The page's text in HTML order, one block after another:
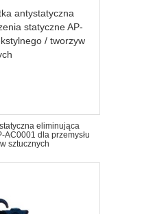
eliminująca
AC0001 dla przemysłu
sztucznych